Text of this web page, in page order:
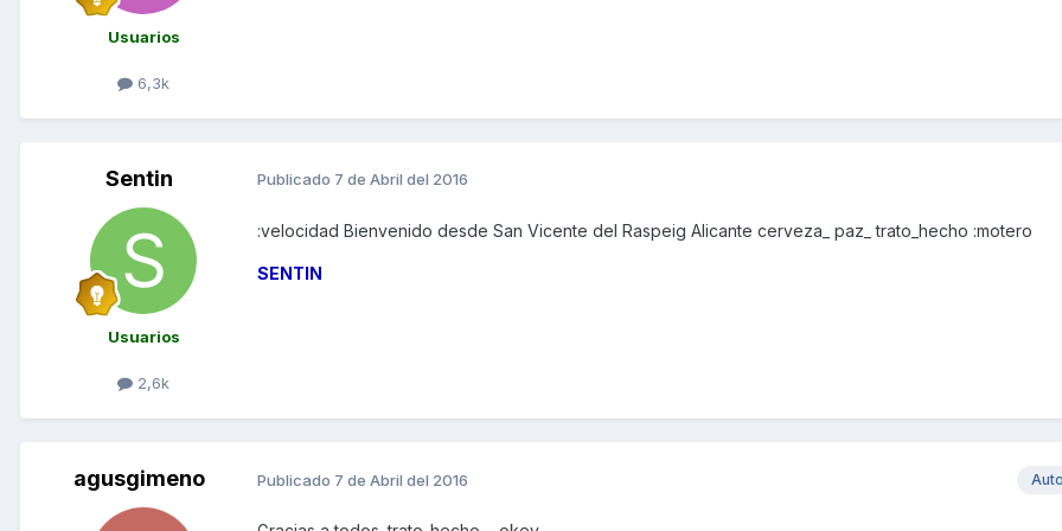
Usuarios
6,3k
Sentin
Usuarios
2,6k
Publicado 7 de Abril del 2016
:velocidad Bienvenido desde San Vicente del Raspeig Alicante cerveza_ paz_ trato_hecho :motero
SENTIN
agusgimeno Publicado 7 de Abril del 2016